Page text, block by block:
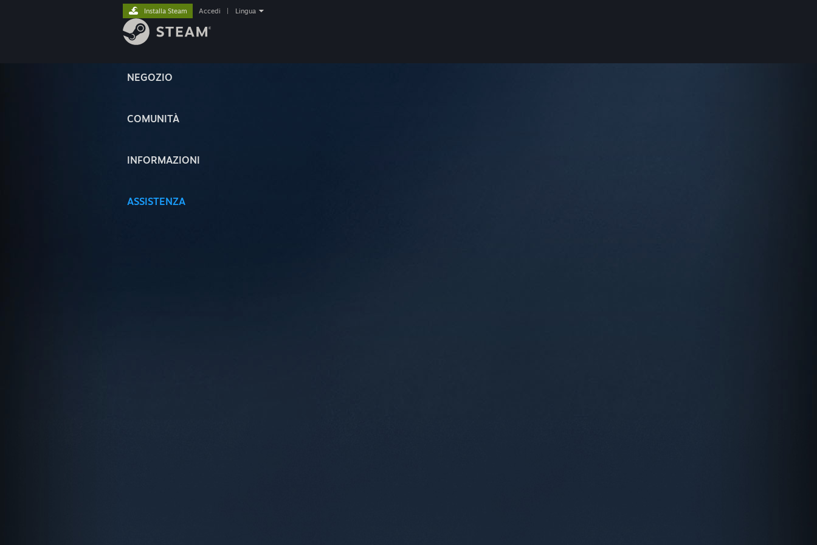
NEGOZIO
COMUNITÀ
INFORMAZIONI
ASSISTENZA
Installa Steam Accedi Lingua